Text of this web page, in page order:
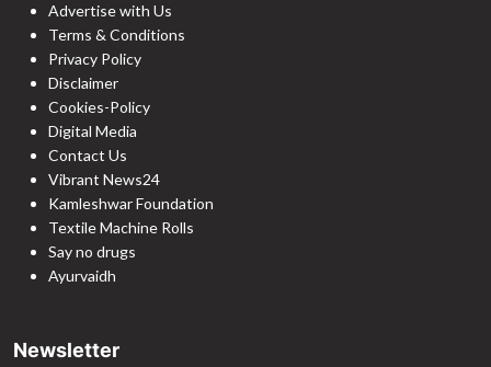
Advertise with Us
Terms & Conditions
Privacy Policy
Disclaimer
Cookies-Policy
Digital Media
Contact Us
Vibrant News24
Kamleshwar Foundation
Textile Machine Rolls
Say no drugs
Ayurvaidh
Newsletter